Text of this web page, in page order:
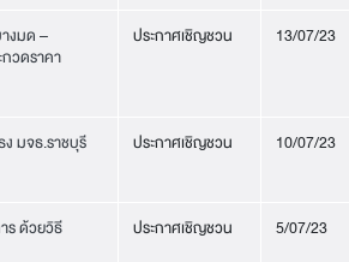
งมด –
วดราคา
ประกาศเชิญชวน 13/07/23
ง มจธ.ราชบุรี
ประกาศเชิญชวน 10/07/23
ร ด้วยวิธี
ประกาศเชิญชวน 5/07/23